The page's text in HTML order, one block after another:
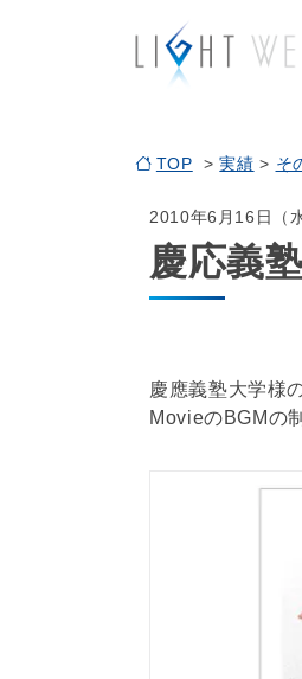
TOP >実績 > そ
2010年6月16日（水
慶応義
慶應義塾大学様
MovieのBGMの